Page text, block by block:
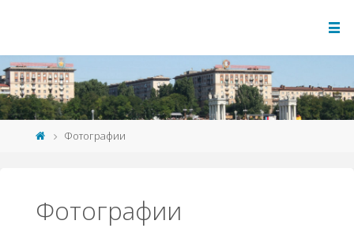
Фотографии
Фотографии